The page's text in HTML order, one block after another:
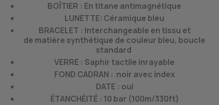
BOÎTIER : En titane antimagnétique
LUNETTE: Céramique bleu
BRACELET : Interchangeable en tissu et
de matière synthétique de couleur bleu, boucle
standard
VERRE : Saphir tactile inrayable
FOND CADRAN : noir avec index
DATE : oui
ÉTANCHÉITÉ : 10 bar (100m/330ft)